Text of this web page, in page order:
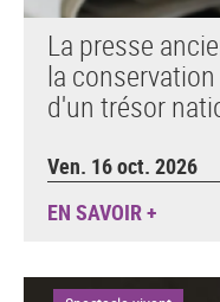
La presse
la
d'un trésor
Ven. 16 oct. 2026
EN SAVOIR +